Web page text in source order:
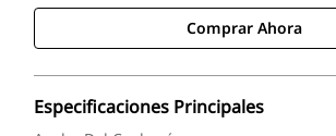
Comprar Ahora
Especificaciones Principales